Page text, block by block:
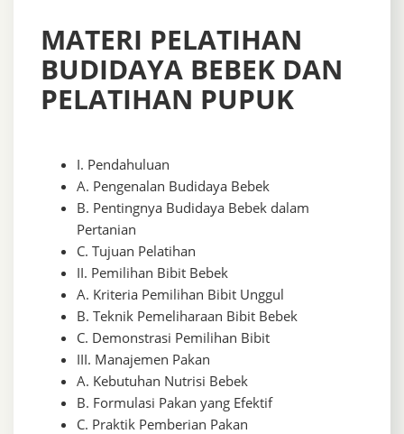
MATERI PELATIHAN
BUDIDAYA BEBEK DAN
PELATIHAN PUPUK
I. Pendahuluan
A. Pengenalan Budidaya Bebek
B. Pentingnya Budidaya Bebek dalam
Pertanian
C. Tujuan Pelatihan
II. Pemilihan Bibit Bebek
A. Kriteria Pemilihan Bibit Unggul
B. Teknik Pemeliharaan Bibit Bebek
C. Demonstrasi Pemilihan Bibit
III. Manajemen Pakan
A. Kebutuhan Nutrisi Bebek
B. Formulasi Pakan yang Efektif
C. Praktik Pemberian Pakan